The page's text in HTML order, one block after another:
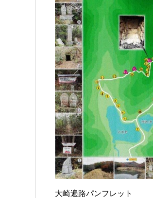
大崎遍路パンフレット